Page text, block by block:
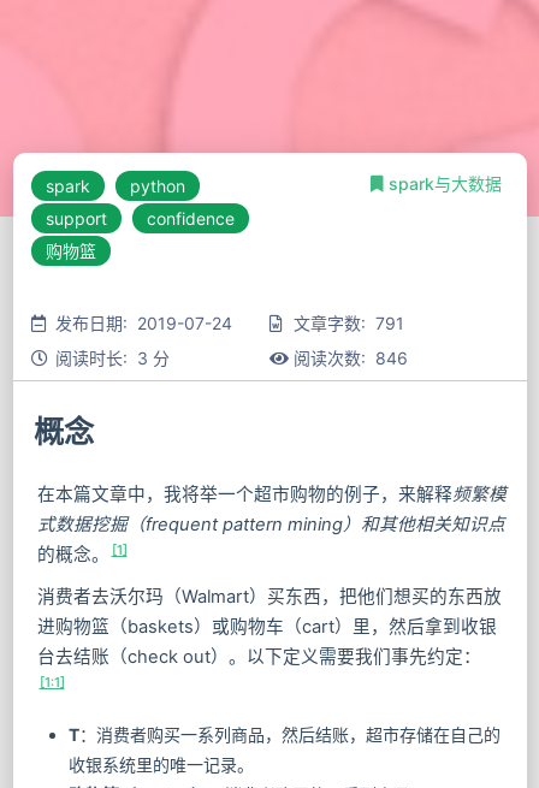
spark
python
support
confidence
购物篮
spark与大数据
发布日期: 2019-07-24
文章字数: 791
阅读时长: 3 分
阅读次数: 846
概念
在本篇文章中，我将举一个超市购物的例子，来解释频繁模
式数据挖掘（frequent pattern mining） 和其他相关知识点
的概念。
[1]
消费者去沃尔玛（Walmart）买东西，把他们想买的东西放
进购物篮（baskets）或购物车（cart）里，然后拿到收银
台去结账（check out）。以下定义需要我们事先约定：
[1:1]
T：消费者购买一系列商品，然后结账，超市存储在自己的
收银系统里的唯一记录。